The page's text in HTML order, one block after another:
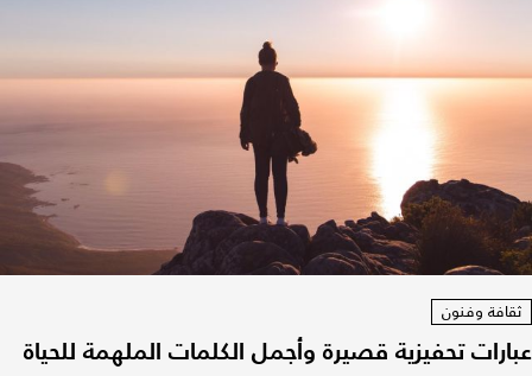
ثقافة وفنون
عبارات تحفيزية قصيرة وأجمل الكلمات الملهمة للحياة